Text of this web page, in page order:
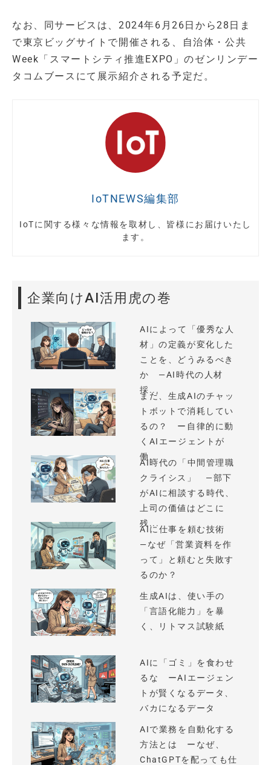
なお、同サービスは、2024年6月26日から28日ま
で東京ビッグサイトで開催される、自治体・公共
Week「スマートシティ推進EXPO」のゼンリンデー
タコムブースにて展示紹介される予定だ。
IoTNEWS編集部
IoTに関する様々な情報を取材し、皆様にお届けいたし
ます。
企業向けAI活用虎の巻
AIによって「優秀な人
材」の定義が変化した
ことを、どうみるべき
か —AI時代の人材
採...
まだ、生成AIのチャッ
トボットで消耗してい
るの？ ー自律的に動
くAIエージェントが
働...
AI時代の「中間管理職
クライシス」 —部下
がAIに相談する時代、
上司の価値はどこに
残...
AIに仕事を頼む技術
—なぜ「営業資料を作
って」と頼むと失敗す
るのか？
生成AIは、使い手の
「言語化能力」を暴
く、リトマス試験紙
AIに「ゴミ」を食わせ
るな ーAIエージェン
トが賢くなるデータ、
バカになるデータ
AIで業務を自動化する
方法とは ーなぜ、
ChatGPTを配っても仕